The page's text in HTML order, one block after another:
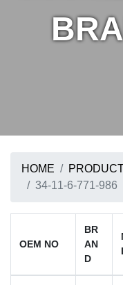
HOME
34-11-6-771-986
OEM NO
BR
AN
D